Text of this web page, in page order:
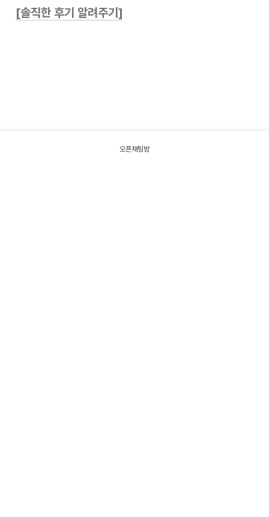
[솔직한 후기 알려주기]
오픈채팅방